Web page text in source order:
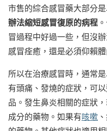
市售的綜合感冒藥大部分
辦法縮短感冒復原的病程
冒過程中好過一些，但沒
感冒痊癒，還是必須仰賴
所以在治療感冒時，通常
有頭痛、發燒的症狀，可
品。發生鼻炎相關的症狀
成分的藥物。如果有咳嗽